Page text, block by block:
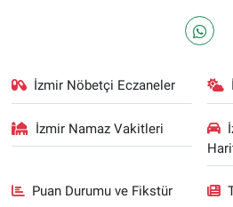
İzmir Nöbetçi Eczaneler
İzmir Namaz Vakitleri
Puan Durumu ve Fikstür